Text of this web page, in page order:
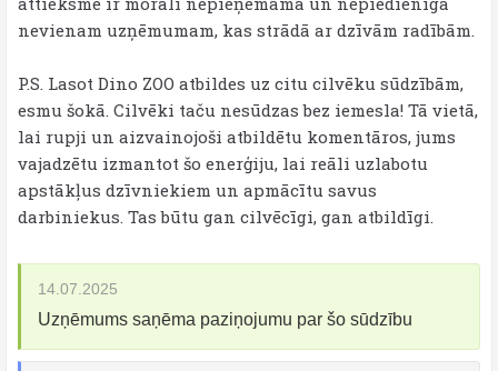
nevienam uzņēmumam, kas strādā ar dzīvām radībām.
P.S. Lasot Dino ZOO atbildes uz citu cilvēku sūdzībām,
esmu šokā. Cilvēki taču nesūdzas bez iemesla! Tā vietā,
lai rupji un aizvainojoši atbildētu komentāros, jums
vajadzētu izmantot šo enerģiju, lai reāli uzlabotu
apstākļus dzīvniekiem un apmācītu savus
darbiniekus. Tas būtu gan cilvēcīgi, gan atbildīgi.
14.07.2025
Uzņēmums saņēma paziņojumu par šo sūdzību